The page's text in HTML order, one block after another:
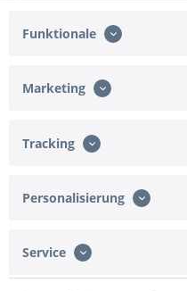
Eingabe fehlt Maximum
Eingabe fehlt
Artikel-Nr.: 91-
Funktionale
Marketing
Tracking
Personalisierung
Service